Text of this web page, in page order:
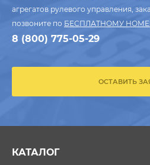
агрегатов рулевого управления,
позвоните по БЕСПЛАТНОМУ
8 (800) 775-05-29
ОСТАВИТЬ
КАТАЛОГ